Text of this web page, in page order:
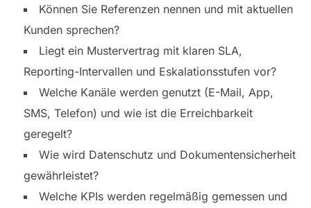
Können Sie Referenzen nennen und mit aktuellen
Kunden sprechen?
Liegt ein Mustervertrag mit klaren SLA,
Reporting-Intervallen und Eskalationsstufen vor?
Welche Kanäle werden genutzt (E-Mail, App,
SMS, Telefon) und wie ist die Erreichbarkeit
geregelt?
Wie wird Datenschutz und Dokumentensicherheit
gewährleistet?
Welche KPIs werden regelmäßig gemessen und